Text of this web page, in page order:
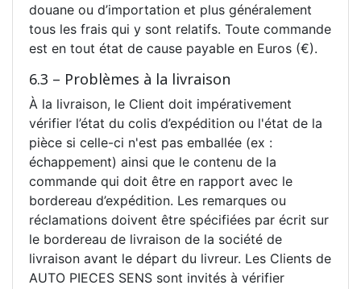
douane ou d’importation et plus généralement
tous les frais qui y sont relatifs. Toute commande
est en tout état de cause payable en Euros (€).
6.3 – Problèmes à la livraison
À la livraison, le Client doit impérativement
vérifier l’état du colis d’expédition ou l'état de la
pièce si celle-ci n'est pas emballée (ex :
échappement) ainsi que le contenu de la
commande qui doit être en rapport avec le
bordereau d’expédition. Les remarques ou
réclamations doivent être spécifiées par écrit sur
le bordereau de livraison de la société de
livraison avant le départ du livreur. Les Clients de
AUTO PIECES SENS sont invités à vérifier